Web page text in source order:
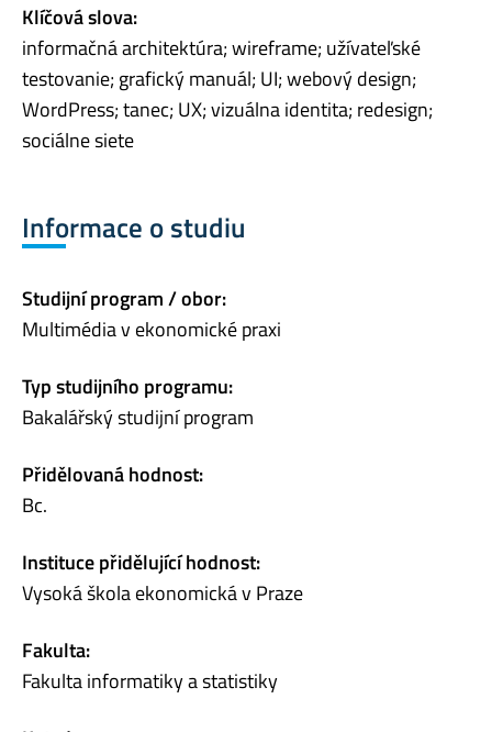
Klíčová slova:
informačná architektúra; wireframe; užívateľské
testovanie; grafický manuál; UI; webový design;
WordPress; tanec; UX; vizuálna identita; redesign;
sociálne siete
Informace o studiu
Studijní program / obor:
Multimédia v ekonomické praxi
Typ studijního programu:
Bakalářský studijní program
Přidělovaná hodnost:
Bc.
Instituce přidělující hodnost:
Vysoká škola ekonomická v Praze
Fakulta:
Fakulta informatiky a statistiky